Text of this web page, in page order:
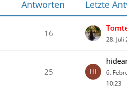
Antworten
Letzte
16
28. Juli
25
6.
10:23